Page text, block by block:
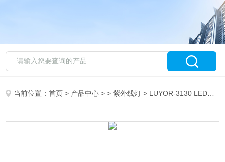
当前位置：首页 > 产品中心 > >紫外线灯 > LUYOR-3130 LED手电筒式紫外线灯